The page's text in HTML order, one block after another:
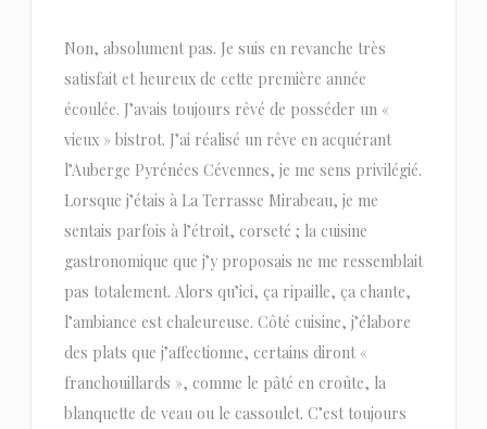
Non, absolument pas. Je suis en revanche très
satisfait et heureux de cette première année
écoulée. J’avais toujours rêvé de posséder un «
vieux » bistrot. J’ai réalisé un rêve en acquérant
l’Auberge Pyrénées Cévennes, je me sens privilégié.
Lorsque j’étais à La Terrasse Mirabeau, je me
sentais parfois à l’étroit, corseté ; la cuisine
gastronomique que j’y proposais ne me ressemblait
pas totalement. Alors qu’ici, ça ripaille, ça chante,
l’ambiance est chaleureuse. Côté cuisine, j’élabore
des plats que j’affectionne, certains diront «
franchouillards », comme le pâté en croûte, la
blanquette de veau ou le cassoulet. C’est toujours